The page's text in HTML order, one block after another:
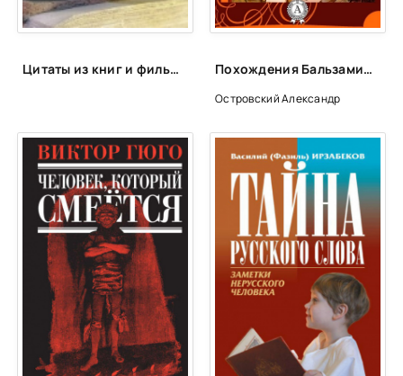
Цитаты из книг и фильмов, которые помогут не сдаться в трудную минуту или после неудачи Похождения Бальзаминова - Александр Островский
Островский Александр